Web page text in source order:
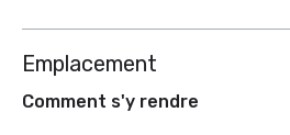
Emplacement
Comment s'y rendre